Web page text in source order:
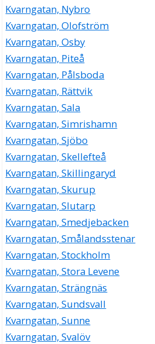
Kvarngatan, Nybro
Kvarngatan, Olofström
Kvarngatan, Osby
Kvarngatan, Piteå
Kvarngatan, Pålsboda
Kvarngatan, Rättvik
Kvarngatan, Sala
Kvarngatan, Simrishamn
Kvarngatan, Sjöbo
Kvarngatan, Skellefteå
Kvarngatan, Skillingaryd
Kvarngatan, Skurup
Kvarngatan, Slutarp
Kvarngatan, Smedjebacken
Kvarngatan, Smålandsstenar
Kvarngatan, Stockholm
Kvarngatan, Stora Levene
Kvarngatan, Strängnäs
Kvarngatan, Sundsvall
Kvarngatan, Sunne
Kvarngatan, Svalöv